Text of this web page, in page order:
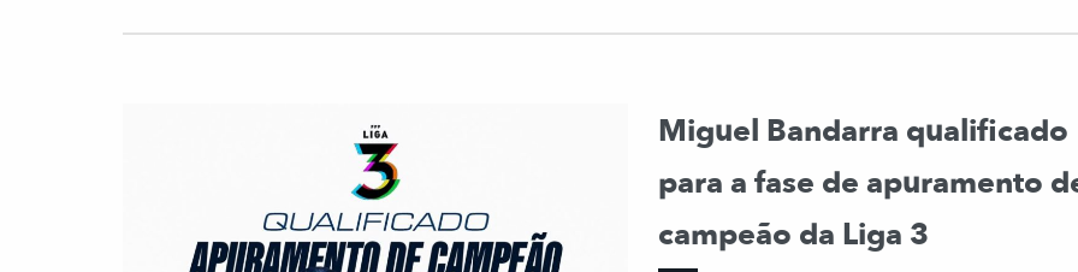
Miguel Bandarra qualificado
para a fase de apuramento
campeão da Liga 3